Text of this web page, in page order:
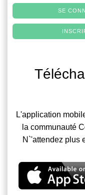
SE
L'application
la communauté
N`'attendez plus